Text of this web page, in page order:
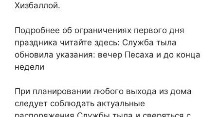
Хизбаллой.
Подробнее об ограничениях первого дня
праздника читайте здесь: Служба тыла
обновила указания: вечер Песаха и до конца
недели
При планировании любого выхода из дома
следует соблюдать актуальные